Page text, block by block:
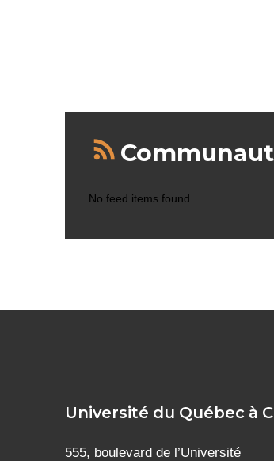
No feed items found.
Université du Québec à
555, boulevard de l’Université